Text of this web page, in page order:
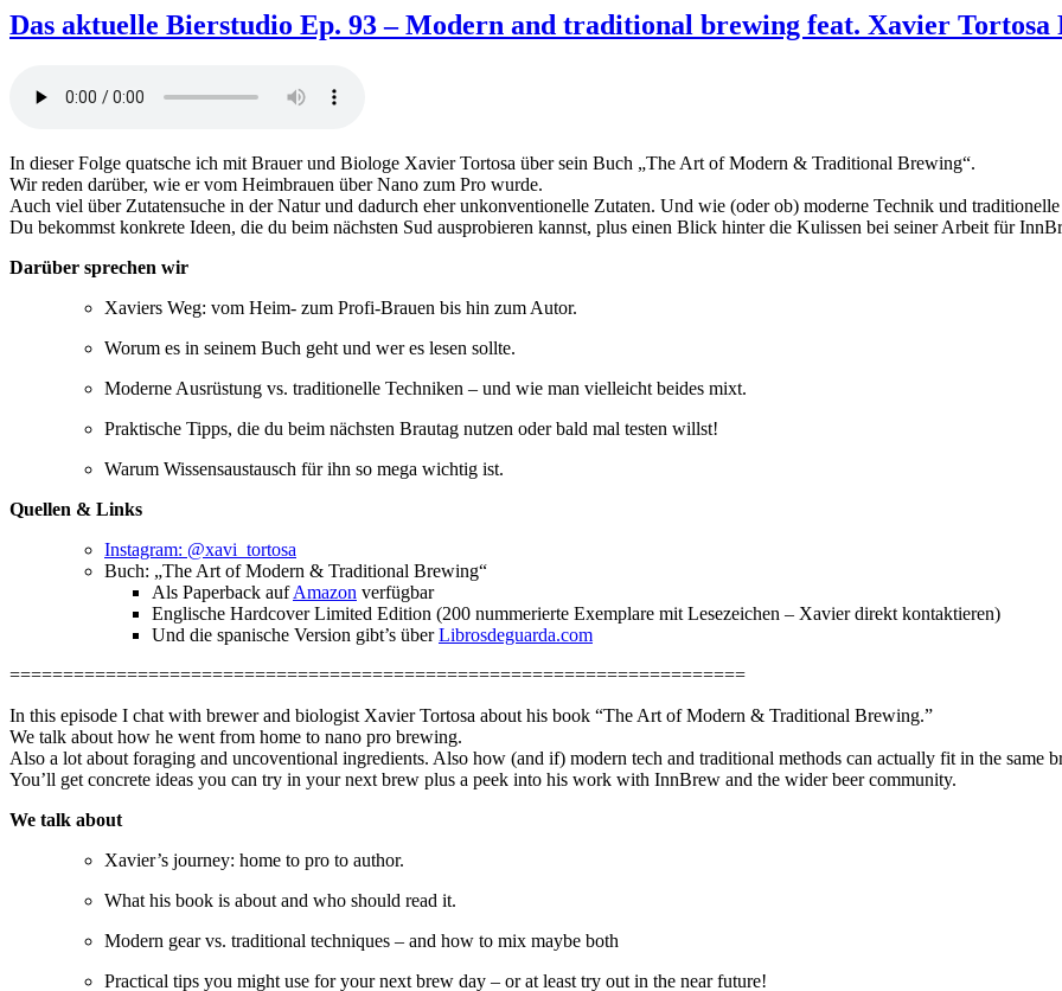
aktuelle
Bierstudio
–
traditional
brewing
feat.
Xavier
Das aktuelle Bierstudio Ep. 93 – Modern and traditional brewing feat. Xavier Tortosa
In dieser Folge quatsche ich mit Brauer und Biologe Xavier Tortosa über sein Buch „The Art of Modern & Traditional Brewing“.
Wir reden darüber, wie er vom Heimbrauen über Nano zum Pro wurde.
Auch viel über Zutatensuche in der Natur und dadurch eher unkonventionelle Zutaten. Und wie (oder ob) moderne Technik und
Du bekommst konkrete Ideen, die du beim nächsten Sud ausprobieren kannst, plus einen Blick hinter die Kulissen bei seiner Arbeit für
Darüber sprechen wir
Xaviers Weg: vom Heim- zum Profi-Brauen bis hin zum Autor.
Worum es in seinem Buch geht und wer es lesen sollte.
Moderne Ausrüstung vs. traditionelle Techniken – und wie man vielleicht beides mixt.
Praktische Tipps, die du beim nächsten Brautag nutzen oder bald mal testen willst!
Warum Wissensaustausch für ihn so mega wichtig ist.
Quellen & Links
Instagram: @xavi_tortosa
Buch: „The Art of Modern & Traditional Brewing“
Als Paperback aufAmazon verfügbar
Englische Hardcover Limited Edition (200 nummerierte Exemplare mit Lesezeichen – Xavier direkt kontaktieren)
Und die spanische Version gibt’s überLibrosdeguarda.com
=====================================================================
In this episode I chat with brewer and biologist Xavier Tortosa about his book “The Art of Modern & Traditional Brewing.”
We talk about how he went from home to nano pro brewing.
Also a lot about foraging and uncoventional ingredients. Also how (and if) modern tech and traditional methods can actually fit in the same
You’ll get concrete ideas you can try in your next brew plus a peek into his work with InnBrew and the wider beer community.
We talk about
Xavier’s journey: home to pro to author.
What his book is about and who should read it.
Modern gear vs. traditional techniques – and how to mix maybe both
Practical tips you might use for your next brew day – or at least try out in the near future!